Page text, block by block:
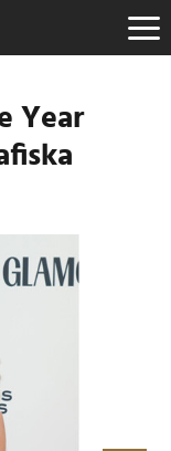
Year